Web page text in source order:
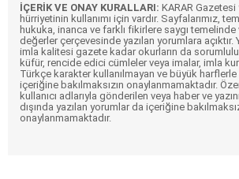
İÇERİK VE ONAY KURALLARI: KARAR
hürriyetinin kullanımı için vardır. Sayfalarımız,
hukuka, inanca ve farklı fikirlere saygı
değerler çerçevesinde yazılan yorumlara açıktır.
imla kalitesi gazete kadar okurların da
küfür, rencide edici cümleler veya imalar, imla
Türkçe karakter kullanılmayan ve büyük harflerle
içeriğine bakılmaksızın onaylanmamaktadır.
kullanıcı adlarıyla gönderilen veya haber ve
dışında yazılan yorumlar da içeriğine
onaylanmamaktadır.